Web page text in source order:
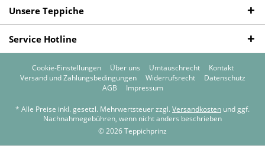
Unsere Teppiche
Service Hotline
Cookie-Einstellungen Über uns Umtauschrecht
Kontakt
Versand und Zahlungsbedingungen
Widerrufsrecht
Datenschutz
AGB
Impressum
* Alle Preise inkl. gesetzl. Mehrwertsteuer zzgl. Versandkosten und ggf.
Nachnahmegebühren, wenn nicht anders beschrieben
© 2026 Teppichprinz